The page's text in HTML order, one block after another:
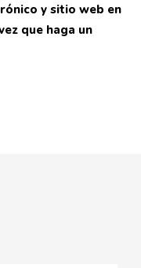
y sitio web en
que haga un